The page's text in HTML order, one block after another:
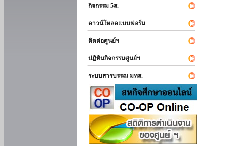
กิจกรรม 5ส.
ดาวน์โหลดแบบฟอร์ม
ติดต่อศูนย์ฯ
ปฏิทินกิจกรรมศูนย์ฯ
ระบบสารบรรณ มทส.